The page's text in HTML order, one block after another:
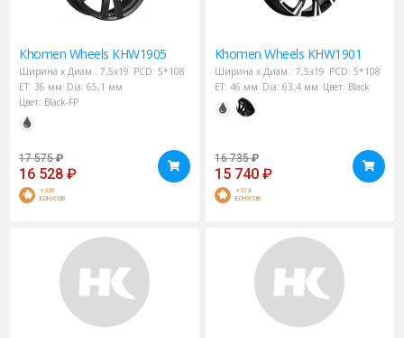
Khomen Wheels KHW1905
Ширина х Диам.: 7,5x19 PCD: 5*108
ET: 36 мм Dia: 65,1 мм
Цвет: Black-FP
17 575 ₽
16 528 ₽
+330
БОНУСОВ
Khomen Wheels KHW1901
Ширина х Диам.: 7,5x19 PCD: 5*108
ET: 46 мм Dia: 63,4 мм Цвет: Black
16 735 ₽
15 740 ₽
+314
БОНУСОВ